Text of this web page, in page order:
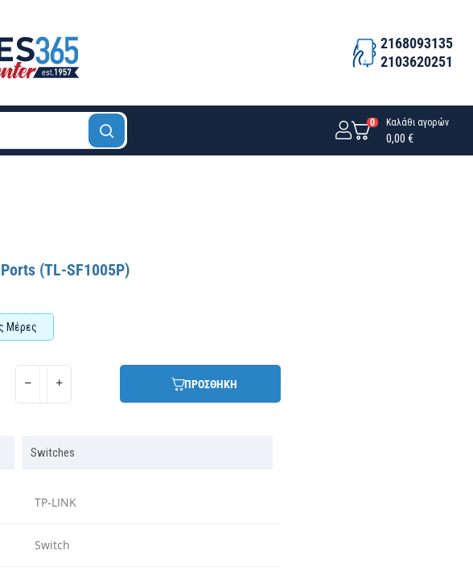
2168093135
2103620251
0 Καλάθι αγορών
0,00 €
(TL-SF1005P)
Μέρες
ΠΡΟΣΘΗΚΗ
Switches
TP-LINK
Switch